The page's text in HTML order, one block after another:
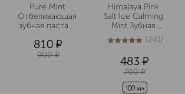
Pure Mint
Отбеливающая
зубная паста c
солью
810 ¤
900 ¤
Himalaya Pink
Salt Ice Calming
Mint Зубная
паста с
розовой
солью в
дорожном
формате
5из 5241 (241)
483 ¤
700 ¤
100 мл